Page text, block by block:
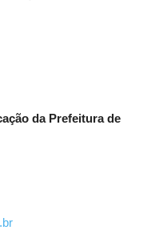
da Prefeitura de